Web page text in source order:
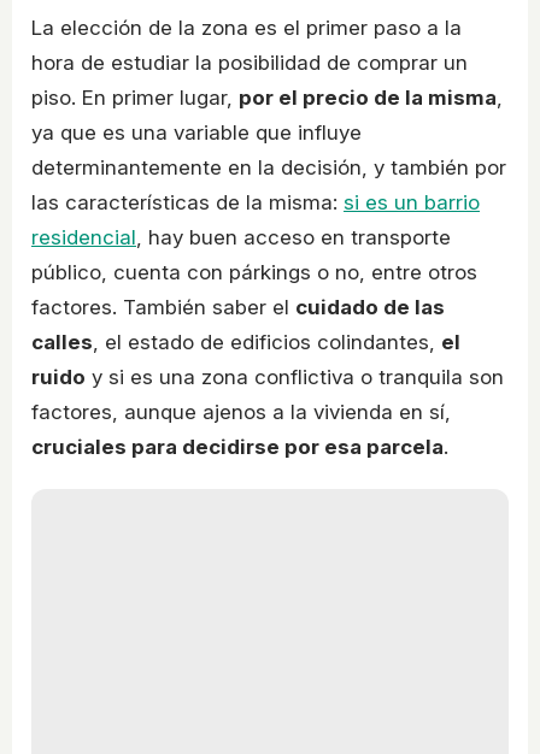
La elección de la zona es el primer paso a la
hora de estudiar la posibilidad de comprar un
piso. En primer lugar, por el precio de la misma
ya que es una variable que influye
determinantemente en la decisión, y también por
las características de la misma: si es un barrio
residencial , hay buen acceso en transporte
público, cuenta con párkings o no, entre otros
factores. También saber el cuidado de las
calles , el estado de edificios colindantes, el
ruido y si es una zona conflictiva o tranquila son
factores, aunque ajenos a la vivienda en sí,
cruciales para decidirse por esa parcela.